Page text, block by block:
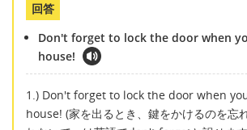
回答
Don't forget to lock the door when
house!
1.) Don't forget to lock the door when
house! (家を出るとき、鍵をかけるのを